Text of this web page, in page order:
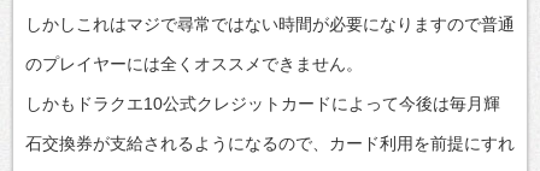
しかしこれはマジで尋常ではない時間が必要になりますので普通
のプレイヤーには全くオススメできません。
しかもドラクエ10公式クレジットカードによって今後は毎月輝
石交換券が支給されるようになるので、カード利用を前提にすれ